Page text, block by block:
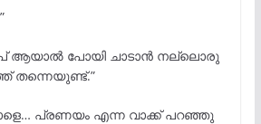
ആയാൽ പോയി ചാടാൻ നല്ലൊരു
തന്നെയുണ്ട്.”
പ്രണയം എന്ന വാക്ക് പറഞ്ഞു